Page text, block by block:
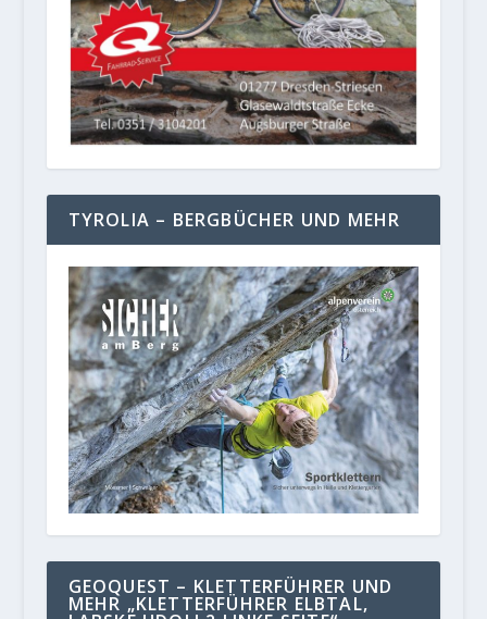
TYROLIA – BERGBÜCHER UND MEHR
GEOQUEST – KLETTERFÜHRER UND
MEHR „KLETTERFÜHRER ELBTAL,